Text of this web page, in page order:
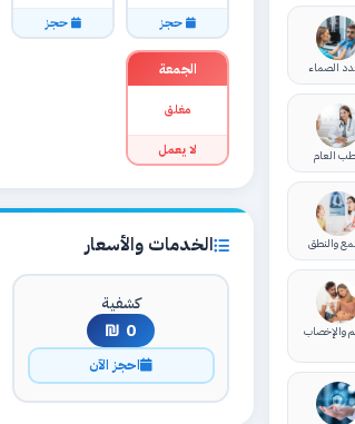
الصماء
العام
والنطق
والإخصاب
حجز
حجز
الجمعة
مغلق
لا يعمل
الخدمات والأسعار
كشفية
0 ₪
احجز الآن